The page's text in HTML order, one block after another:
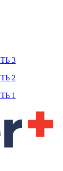
3
2
1